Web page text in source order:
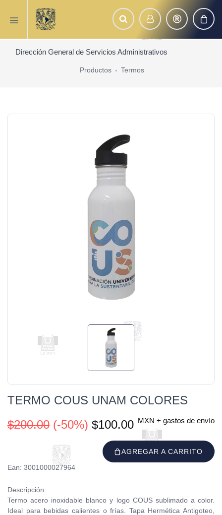
Dirección General de Servicios Administrativos
Productos Termos
TERMO COUS UNAM COLORES
$200.00 (-50%) $100.00 MXN + gastos de envío
AGREGAR A CARRITO
Ean: 3001000027964
Descripción:
Termo acero inoxidable blanco y logo COUS sublimado a color.
Ideal para bebidas calientes o frías. Tapa Hermética Antigoteo,